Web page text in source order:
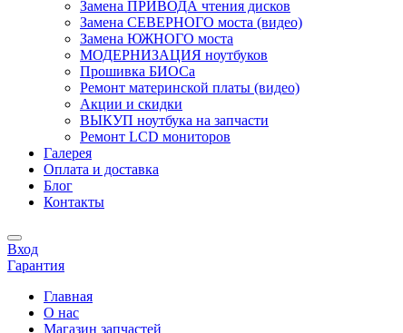
Замена ПРИВОДА чтения дисков
Замена СЕВЕРНОГО моста (видео)
Замена ЮЖНОГО моста
МОДЕРНИЗАЦИЯ ноутбуков
Прошивка БИОСа
Ремонт материнской платы (видео)
Акции и скидки
ВЫКУП ноутбука на запчасти
Ремонт LCD мониторов
Галерея
Оплата и доставка
Блог
Контакты
Вход
Гарантия
Главная
О нас
Магазин запчастей